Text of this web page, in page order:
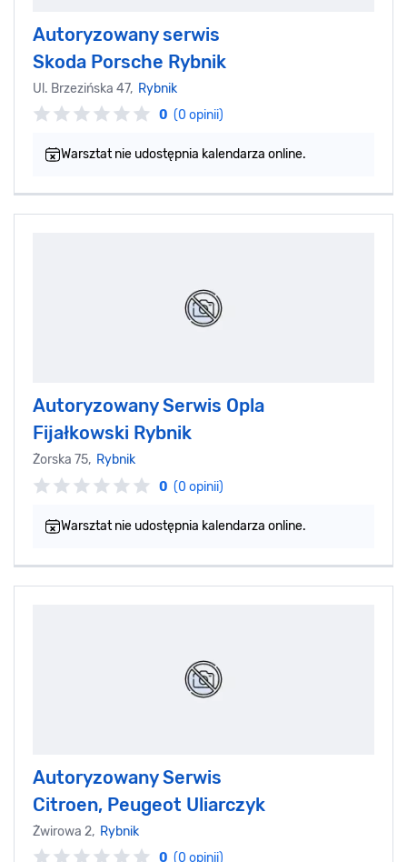
Autoryzowany serwis
Skoda Porsche Rybnik
Ul. Brzezińska 47, Rybnik
0 (0 opinii)
Warsztat nie udostępnia kalendarza online.
Autoryzowany Serwis Opla
Fijałkowski Rybnik
Żorska 75, Rybnik
0 (0 opinii)
Warsztat nie udostępnia kalendarza online.
Autoryzowany Serwis
Citroen, Peugeot Uliarczyk
Żwirowa 2, Rybnik
0 (0 opinii)